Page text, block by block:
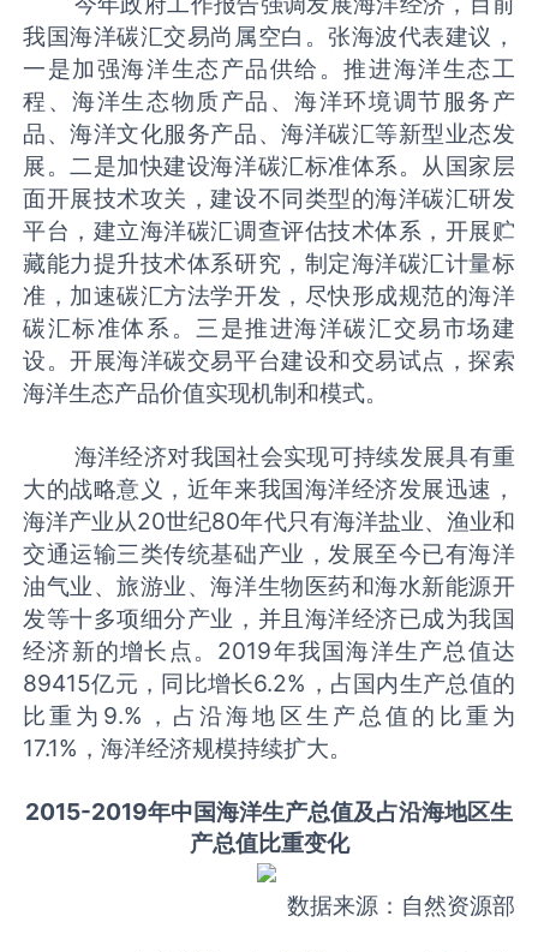
我国海洋碳汇交易尚属空白。张海波代表建议，
一是加强海洋生态产品供给。推进海洋生态工
程、海洋生态物质产品、海洋环境调节服务产
品、海洋文化服务产品、海洋碳汇等新型业态发
展。二是加快建设海洋碳汇标准体系。从国家层
面开展技术攻关，建设不同类型的海洋碳汇研发
平台，建立海洋碳汇调查评估技术体系，开展贮
藏能力提升技术体系研究，制定海洋碳汇计量标
准，加速碳汇方法学开发，尽快形成规范的海洋
碳汇标准体系。三是推进海洋碳汇交易市场建
设。开展海洋碳交易平台建设和交易试点，探索
海洋生态产品价值实现机制和模式。
海洋经济对我国社会实现可持续发展具有重
大的战略意义，近年来我国海洋经济发展迅速，
海洋产业从20世纪80年代只有海洋盐业、渔业和
交通运输三类传统基础产业，发展至今已有海洋
油气业、旅游业、海洋生物医药和海水新能源开
发等十多项细分产业，并且海洋经济已成为我国
经济新的增长点。2019年我国海洋生产总值达
89415亿元，同比增长6.2%，占国内生产总值的
比重为9.%，占沿海地区生产总值的比重为
17.1%，海洋经济规模持续扩大。
2015-2019年中国海洋生产总值及占沿海地区生
产总值比重变化
数据来源：自然资源部